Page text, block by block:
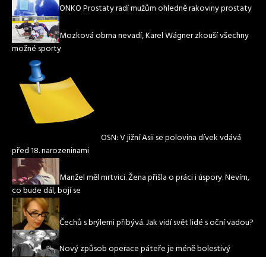
ONKO Prostaty radí mužům ohledně rakoviny prostaty
Mozková obrna nevadí, Karel Wágner zkouší všechny
možné sporty
OSN: V jižní Asii se polovina dívek vdává
před 18. narozeninami
Manžel měl mrtvici. Žena přišla o práci i úspory. Nevím,
co bude dál, bojí se
Čechů s brýlemi přibývá. Jak vidí svět lidé s oční vadou?
Nový způsob operace páteře je méně bolestivý